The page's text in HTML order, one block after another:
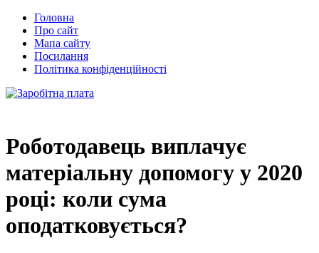
Головна
Про сайт
Мапа сайту
Посилання
Політика конфіденційності
Роботодавець виплачує
матеріальну допомогу у 2020
році: коли сума
оподатковується?